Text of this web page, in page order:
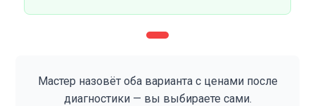
Мастер назовёт оба варианта с ценами после
диагностики — вы выбираете сами.